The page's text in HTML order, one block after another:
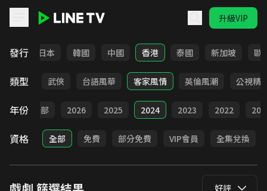
升級VIP
發行
台灣 日本 韓國 中國 香港 泰國 新加坡 歐
類型
時代 武俠 台語風華 客家風情 英倫風潮 公視精
年份 全部 2026 2025 2024 2023 2022
資格 全部 免費 部分免費 VIP會員 全集兌換
好評